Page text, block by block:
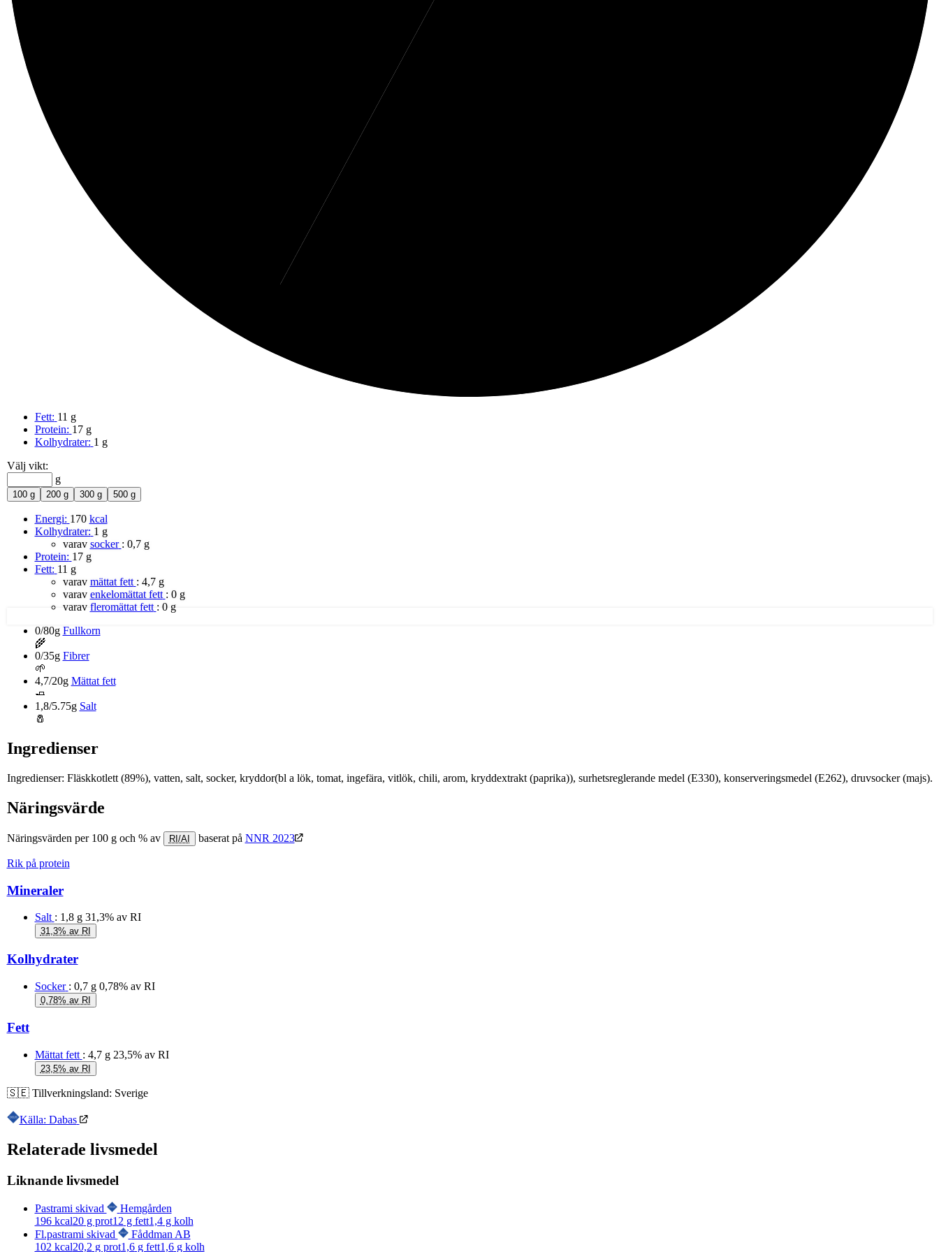
Fett: 11 g
Protein: 17 g
Kolhydrater: 1 g
Välj vikt:
g
100 g 200 g 300 g 500 g
Energi: 170 kcal
Kolhydrater: 1 g
varav socker : 0,7 g
Protein: 17 g
Fett: 11 g
varav mättat fett : 4,7 g
varav enkelomättat fett : 0 g
varav fleromättat fett : 0 g
0/80g Fullkorn
🌾
0/35g Fibrer
🌱
4,7/20g Mättat fett
🧈
1,8/5.75g Salt
🧂
Ingredienser
Ingredienser: Fläskkotlett (89%), vatten, salt, socker, kryddor(bl a lök, tomat, ingefära, vitlök, chili, arom, kryddextrakt (paprika)), surhetsreglerande medel (E330), konserveringsmedel (E262), druvsocker (majs).
Näringsvärde
Näringsvärden per 100 g och % av RI/AI baserat på NNR 2023
Rik på protein
Mineraler
Salt : 1,8 g 31,3% av RI
31,3% av RI
Kolhydrater
Socker : 0,7 g 0,78% av RI
0,78% av RI
Fett
Mättat fett : 4,7 g 23,5% av RI
23,5% av RI
🇸🇪 Tillverkningsland: Sverige
Källa: Dabas
Relaterade livsmedel
Liknande livsmedel
Pastrami skivad
Hemgården
196kcal20g prot12 g fett1,4g kolh
Fl.pastrami skivad
Fåddman AB
102 kcal20,2 g prot1,6g fett1,6g kolh